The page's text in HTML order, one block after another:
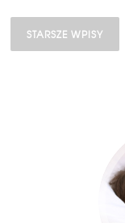
STARSZE WPISY